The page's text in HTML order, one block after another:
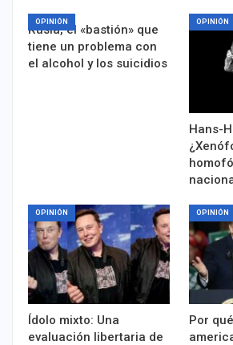
OPINIÓN
Rusia, el «bastión» que
tiene un problema con
el alcohol y los suicidios
OPINIÓN
Hans-
OPINIÓN
Ídolo mixto: Una
evaluación libertaria de
OPINIÓN
Por